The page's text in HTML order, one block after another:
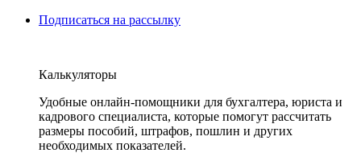
Подписаться на рассылку
Калькуляторы
Удобные онлайн-помощники для бухгалтера, юриста и
кадрового специалиста, которые помогут рассчитать
размеры пособий, штрафов, пошлин и других
необходимых показателей.